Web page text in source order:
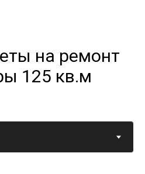
на ремонт
125 кв.м